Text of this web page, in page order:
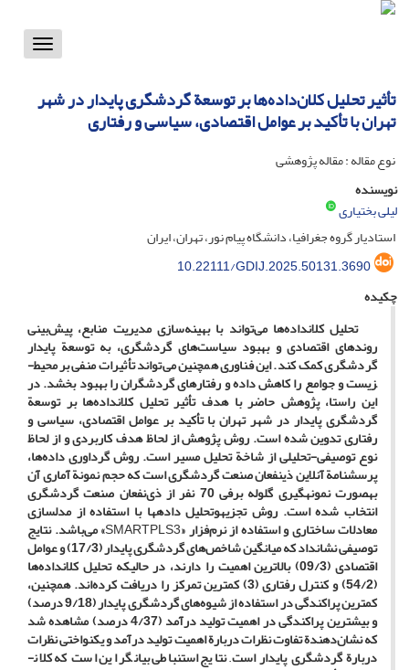
Toggle
تأثیر تحلیل کلان‌داده‌ها بر توسعة گردشگری پایدار در شهر
تهران با تأکید بر عوامل اقتصادی، سیاسی و رفتاری
نوع مقاله : مقاله پژوهشی
نویسنده
لیلی بختیاری
استادیار گروه جغرافیا، دانشگاه پیام نور، تهران، ایران
10.22111/GDIJ.2025.50131.3690
چکیده
تحلیل کلان­داده‌ها می‌تواند با بهینه‌سازی مدیریت منابع، پیش‌بینی
روندهای اقتصادی و بهبود سیاست‌های گردشگری، به توسعة پایدار
گردشگری کمک کند. این فناوری همچنین می‌تواند تأثیرات منفی بر محیط­
زیست و جوامع را کاهش داده و رفتارهای گردشگران را بهبود بخشد. در
این راستا، پژوهش حاضر با هدف تأثیر تحلیل کلان­داده‌ها بر توسعة
گردشگری پایدار در شهر تهران با تأکید بر عوامل اقتصادی، سیاسی و
رفتاری تدوین شده است. روش پژوهش از لحاظ هدف کاربردی و از لحاظ
نوع توصیفی-تحلیلی از شاخة تحلیل مسیر است. روش گرداوری داده‌ها،
پرسش­نامة آنلاین ذی­نفعان صنعت گردشگری است که حجم نمونة آماری آن
به­صورت نمونه­گیری گلوله­ برفی 70 نفر از ذی‌نفعان صنعت گردشگری
انتخاب شده است. روش تجزیه­وتحلیل داده­ها با استفاده از مدل­سازی
معادلات ساختاری و استفاده از نرم‌فزار«
SMARTPLS3» می‌باشد. نتایج
توصیفی نشان­داد که میانگین شاخص‌های گردشگری پایدار (17/3) و عوامل
اقتصادی (09/3) بالاترین اهمیت را دارند، در حالی­که تحلیل کلان­داده‌ها
(54/2) و کنترل رفتاری (3) کمترین تمرکز را دریافت کرده‌اند. همچنین،
کمترین پراکندگی در استفاده از شیوه‌های گردشگری پایدار (9/18 درصد)
و بیشترین پراکندگی در اهمیت تولید درآمد (4/37 درصد) مشاهده شد
که نشان‌دهندة تفاوت نظرات دربارة اهمیت تولید درآمد و یکنواختی نظرات
دربارة گردشگری پایدار است.
نتایج استنباطی بیانگر این است که کلان­